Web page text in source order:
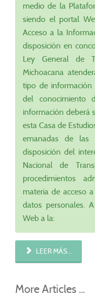
medio de la
siendo el portal
Acceso a la
disposición en
Ley General de
Michoacana
tipo de información
del conocimiento
información deberá
esta Casa de
emanadas de las
disposición del
Nacional de
procedimientos
materia de acceso
datos personales.
Web a la:
LEER MÁS...